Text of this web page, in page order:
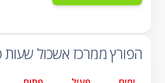
הפורץ ממרכז אשכול שעות